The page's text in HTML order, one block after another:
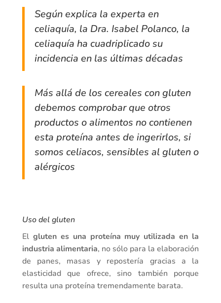
Según explica la experta en
celiaquía, la Dra. Isabel Polanco, la
celiaquía ha cuadriplicado su
incidencia en las últimas décadas
Más allá de los cereales con gluten
debemos comprobar que otros
productos o alimentos no contienen
esta proteína antes de ingerirlos, si
somos celiacos, sensibles al gluten o
alérgicos
Uso del gluten
El gluten es una proteína muy utilizada en la
industria alimentaria, no sólo para la elaboración
de panes, masas y repostería gracias a la
elasticidad que ofrece, sino también porque
resulta una proteína tremendamente barata.